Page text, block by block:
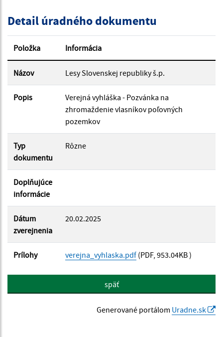
Dátum zverejnenia od:
Dátum zverejnenia do:
Filtrovať Reset
Detail úradného dokumentu
Položka Informácia
Názov Lesy Slovenskej republiky š.p.
Popis
Verejná vyhláška - Pozvánka na
zhromaždenie vlasníkov poľovných
pozemkov
Typ
dokumentu
Rôzne
Doplňujúce
informácie
Dátum
zverejnenia
20.02.2025
Prílohy verejna_vyhlaska.pdf (PDF, 953.04KB )
späť
Generované portálom Uradne.sk